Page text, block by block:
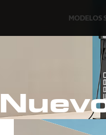
MODELOS